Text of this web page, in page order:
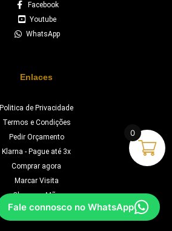
Facebook
Youtube
WhatsApp
Enlaces
Politica de Privacidade
Termos e Condições
Pedir Orçamento
Klarna - Pague até 3x
Comprar agora
Marcar Visita
Chave na Mão
Orçamento
Fale connosco no WhatsApp
0